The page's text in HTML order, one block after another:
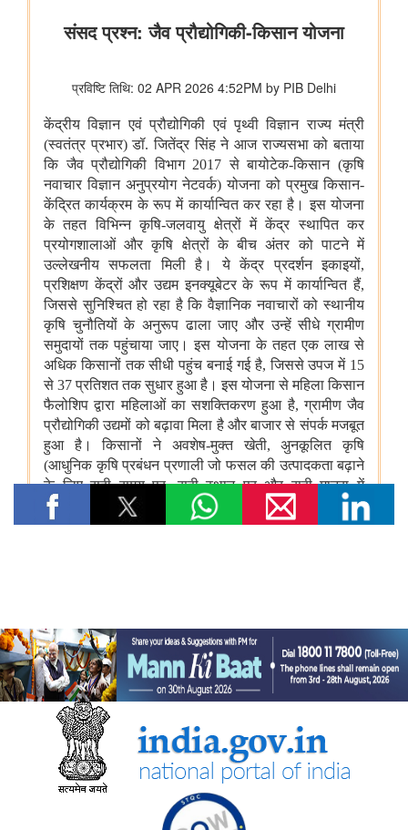
कोयला मंत्रालय
कोयला मंत्रालय की सलाहकार समिति ने वाणिज्यिक कोयला खनन सुधारों और
निजी क्षेत्र की भागीदारी को बढ़ावा देने पर चर्चा की
वाणिज्‍य एवं उद्योग मंत्रालय
अमेरिका से ईंधन मिश्रण के लिए एथेनॉल के आयात पर कोई छूट या
प्रतिबद्धता नहीं
पेटेंट, डिज़ाइन और ट्रेडमार्क महानियंत्रक कार्यालय ने भारत के 15 केन्द्रों
पर पेटेंट और ट्रेडमार्क एजेंट परीक्षा 2027 के लिए संभावित कार्यक्रम घोषित
किया
संचार मंत्रालय
प्रधान संचार लेखा नियंत्रक कार्यालय, दिल्ली ने पेंशन अदालत का
सफलतापूर्वक आयोजन किया
संस्‍कृति मंत्रालय
भारत की अमूर्त सांस्कृतिक विरासत का संरक्षण
कम-प्रसिद्ध पर्यटन स्थलों में सांस्कृतिक विरासत और पर्यटन
राष्ट्रीय पुस्तकालय कार्यक्रम
इलेक्ट्रानिक्स एवं आईटी मंत्रालय
सरकार ने डिजिटल डिवाइड को पाटने के लिए डिजिटल इन्फ्रास्ट्रक्चर और
नागरिक-केंद्रित सेवाओं का विस्तार किया
सरकार ने कृत्रिम बुद्धिमत्ता से निर्मित डीपफेक से निपटने के लिए नियामक ढांचे
को मजबूत किया
सरकार ने भारत की बढ़ती डिजिटल और एआई अवसंरचना के लिए डेटा सेंटर
की क्षमता को तेजी से बढ़ाने पर दिया जोर
सरकार ने 'इंडिया-एआई मिशन' और सेमीकंडक्टर पहलों के माध्यम से स्वदेशी